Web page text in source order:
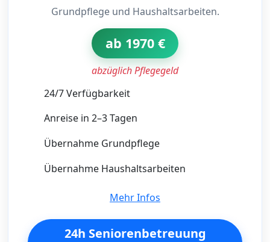
Grundpflege und Haushaltsarbeiten.
ab 1970 €
abzüglich Pflegegeld
24/7 Verfügbarkeit
Anreise in 2–3 Tagen
Übernahme Grundpflege
Übernahme Haushaltsarbeiten
Mehr Infos
24h Seniorenbetreuung